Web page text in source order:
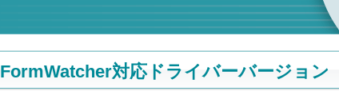
FormWatcher対応ドライバーバージョン